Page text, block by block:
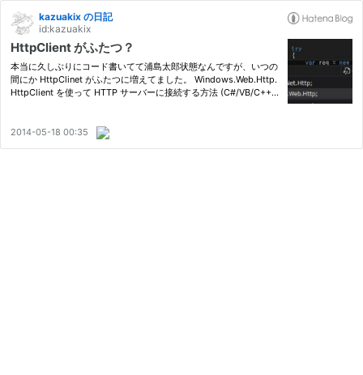
kazuakix の日記
id:kazuakix
HttpClient がふたつ？
本当に久しぶりにコード書いてて浦島太郎状態なんですが、いつの
間にか HttpClinet がふたつに増えてました。 Windows.Web.Http.
HttpClient を使って HTTP サーバーに接続する方法 (C#/VB/C++
…
2014-05-18 00:35